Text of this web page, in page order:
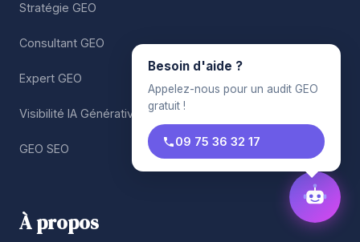
Stratégie GEO
Consultant GEO
Expert GEO
Visibilité IA Générative
GEO SEO
À propos
Besoin d'aide ?
Appelez-nous pour un audit GEO
gratuit !
09 75 36 32 17